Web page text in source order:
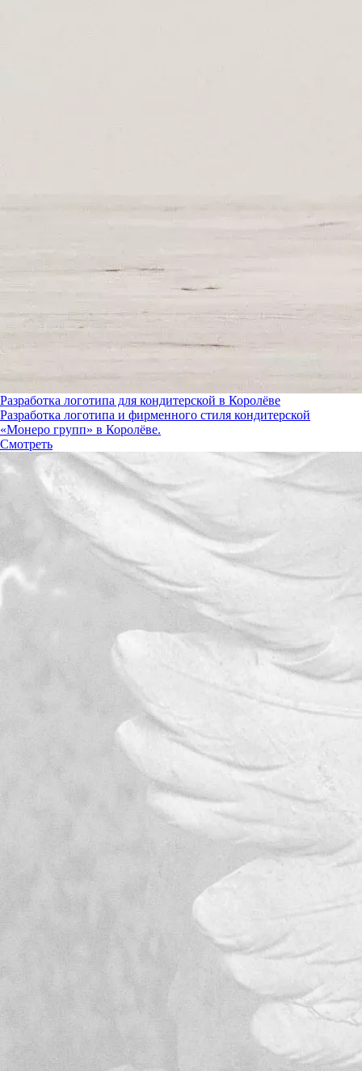
Разработка логотипа для кондитерской в Королёве
Разработка логотипа и фирменного стиля кондитерской
«Монеро групп» в Королёве.
Смотреть